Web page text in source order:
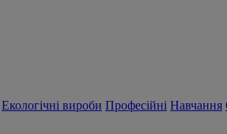
Екологічні вироби Професійні Навчання